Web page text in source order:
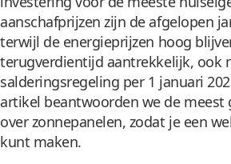
aanschafprijzen zijn de afgelopen
terwijl de energieprijzen hoog
terugverdientijd aantrekkelijk, ook
salderingsregeling per 1 januari
artikel beantwoorden we de meest
over zonnepanelen, zodat je een
kunt maken.